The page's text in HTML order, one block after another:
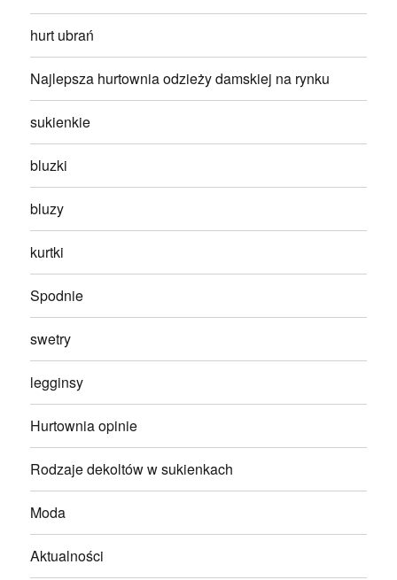
hurt ubrań
Najlepsza hurtownia odzieży damskiej na rynku
sukienkie
bluzki
bluzy
kurtki
Spodnie
swetry
legginsy
Hurtownia opinie
Rodzaje dekoltów w sukienkach
Moda
Aktualności